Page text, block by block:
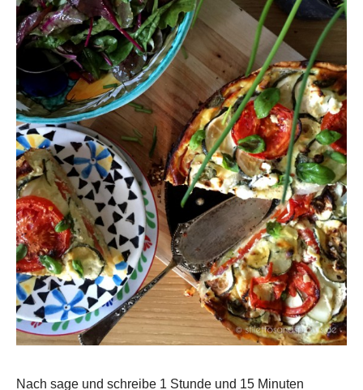
Nach sage und schreibe 1 Stunde und 15 Minuten